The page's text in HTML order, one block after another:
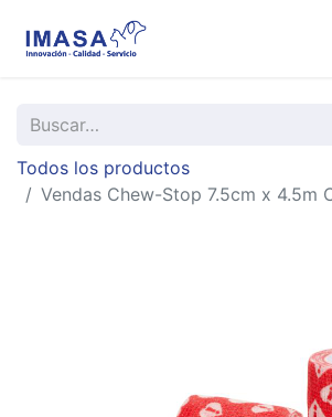
Todos los productos
Vendas Chew-Stop 7.5cm x 4.5m